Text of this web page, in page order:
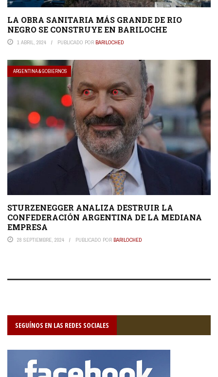
LA OBRA SANITARIA MÁS GRANDE DE RIO
NEGRO SE CONSTRUYE EN BARILOCHE
1 ABRIL, 2024 PUBLICADO POR BARILOCHED
ARGENTINA & GOBIERNOS
STURZENEGGER ANALIZA DESTRUIR LA
CONFEDERACIÓN ARGENTINA DE LA MEDIANA
EMPRESA
28 SEPTIEMBRE, 2024 PUBLICADO POR BARILOCHED
SEGUÍNOS EN LAS REDES SOCIALES